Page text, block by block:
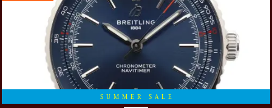
SUMMER SALE